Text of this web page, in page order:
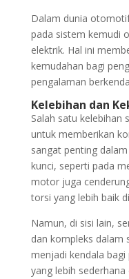
Dalam dunia
pada sistem kemudi
elektrik. Hal ini
kemudahan bagi
pengalaman
Kelebihan dan
Salah satu kelebihan
untuk memberikan
sangat penting
kunci, seperti pada
motor juga
torsi yang lebih baik
Namun, di sisi lain,
dan kompleks dalam
menjadi kendala
yang lebih